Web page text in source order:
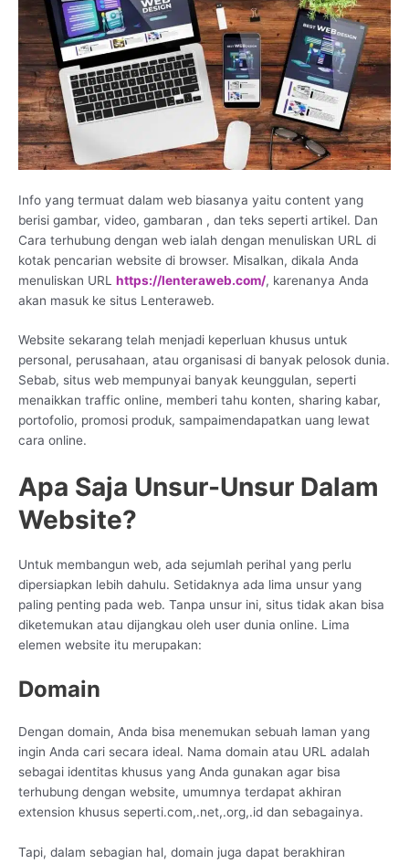
Info yang termuat dalam web biasanya yaitu content yang
berisi gambar, video, gambaran , dan teks seperti artikel. Dan
Cara terhubung dengan web ialah dengan menuliskan URL di
kotak pencarian website di browser. Misalkan, dikala Anda
menuliskan URL https://lenteraweb.com/, karenanya Anda
akan masuk ke situs Lenteraweb.
Website sekarang telah menjadi keperluan khusus untuk
personal, perusahaan, atau organisasi di banyak pelosok dunia.
Sebab, situs web mempunyai banyak keunggulan, seperti
menaikkan traffic online, memberi tahu konten, sharing kabar,
portofolio, promosi produk, sampaimendapatkan uang lewat
cara online.
Apa Saja Unsur-Unsur Dalam
Website?
Untuk membangun web, ada sejumlah perihal yang perlu
dipersiapkan lebih dahulu. Setidaknya ada lima unsur yang
paling penting pada web. Tanpa unsur ini, situs tidak akan bisa
diketemukan atau dijangkau oleh user dunia online. Lima
elemen website itu merupakan:
Domain
Dengan domain, Anda bisa menemukan sebuah laman yang
ingin Anda cari secara ideal. Nama domain atau URL adalah
sebagai identitas khusus yang Anda gunakan agar bisa
terhubung dengan website, umumnya terdapat akhiran
extension khusus seperti.com,.net,.org,.id dan sebagainya.
Tapi, dalam sebagian hal, domain juga dapat berakhiran